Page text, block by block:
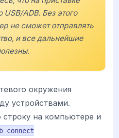
ADB. Без этого
не сможет отправлять
и все дальнейшие
окружения
устройствами.
на компьютере и
connect